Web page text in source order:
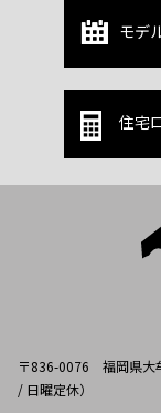
モデ
住宅
〒836-0076 福岡県大
/ 日曜定休）